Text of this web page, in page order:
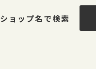
ショップ名で検索